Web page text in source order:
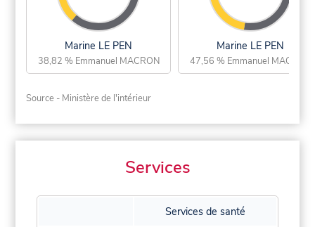
Marine LE PEN
38,82 % Emmanuel MACRON
Marine LE PEN
47,56 % Emmanuel MACRON
Source - Ministère de l'intérieur
Services
Services de santé